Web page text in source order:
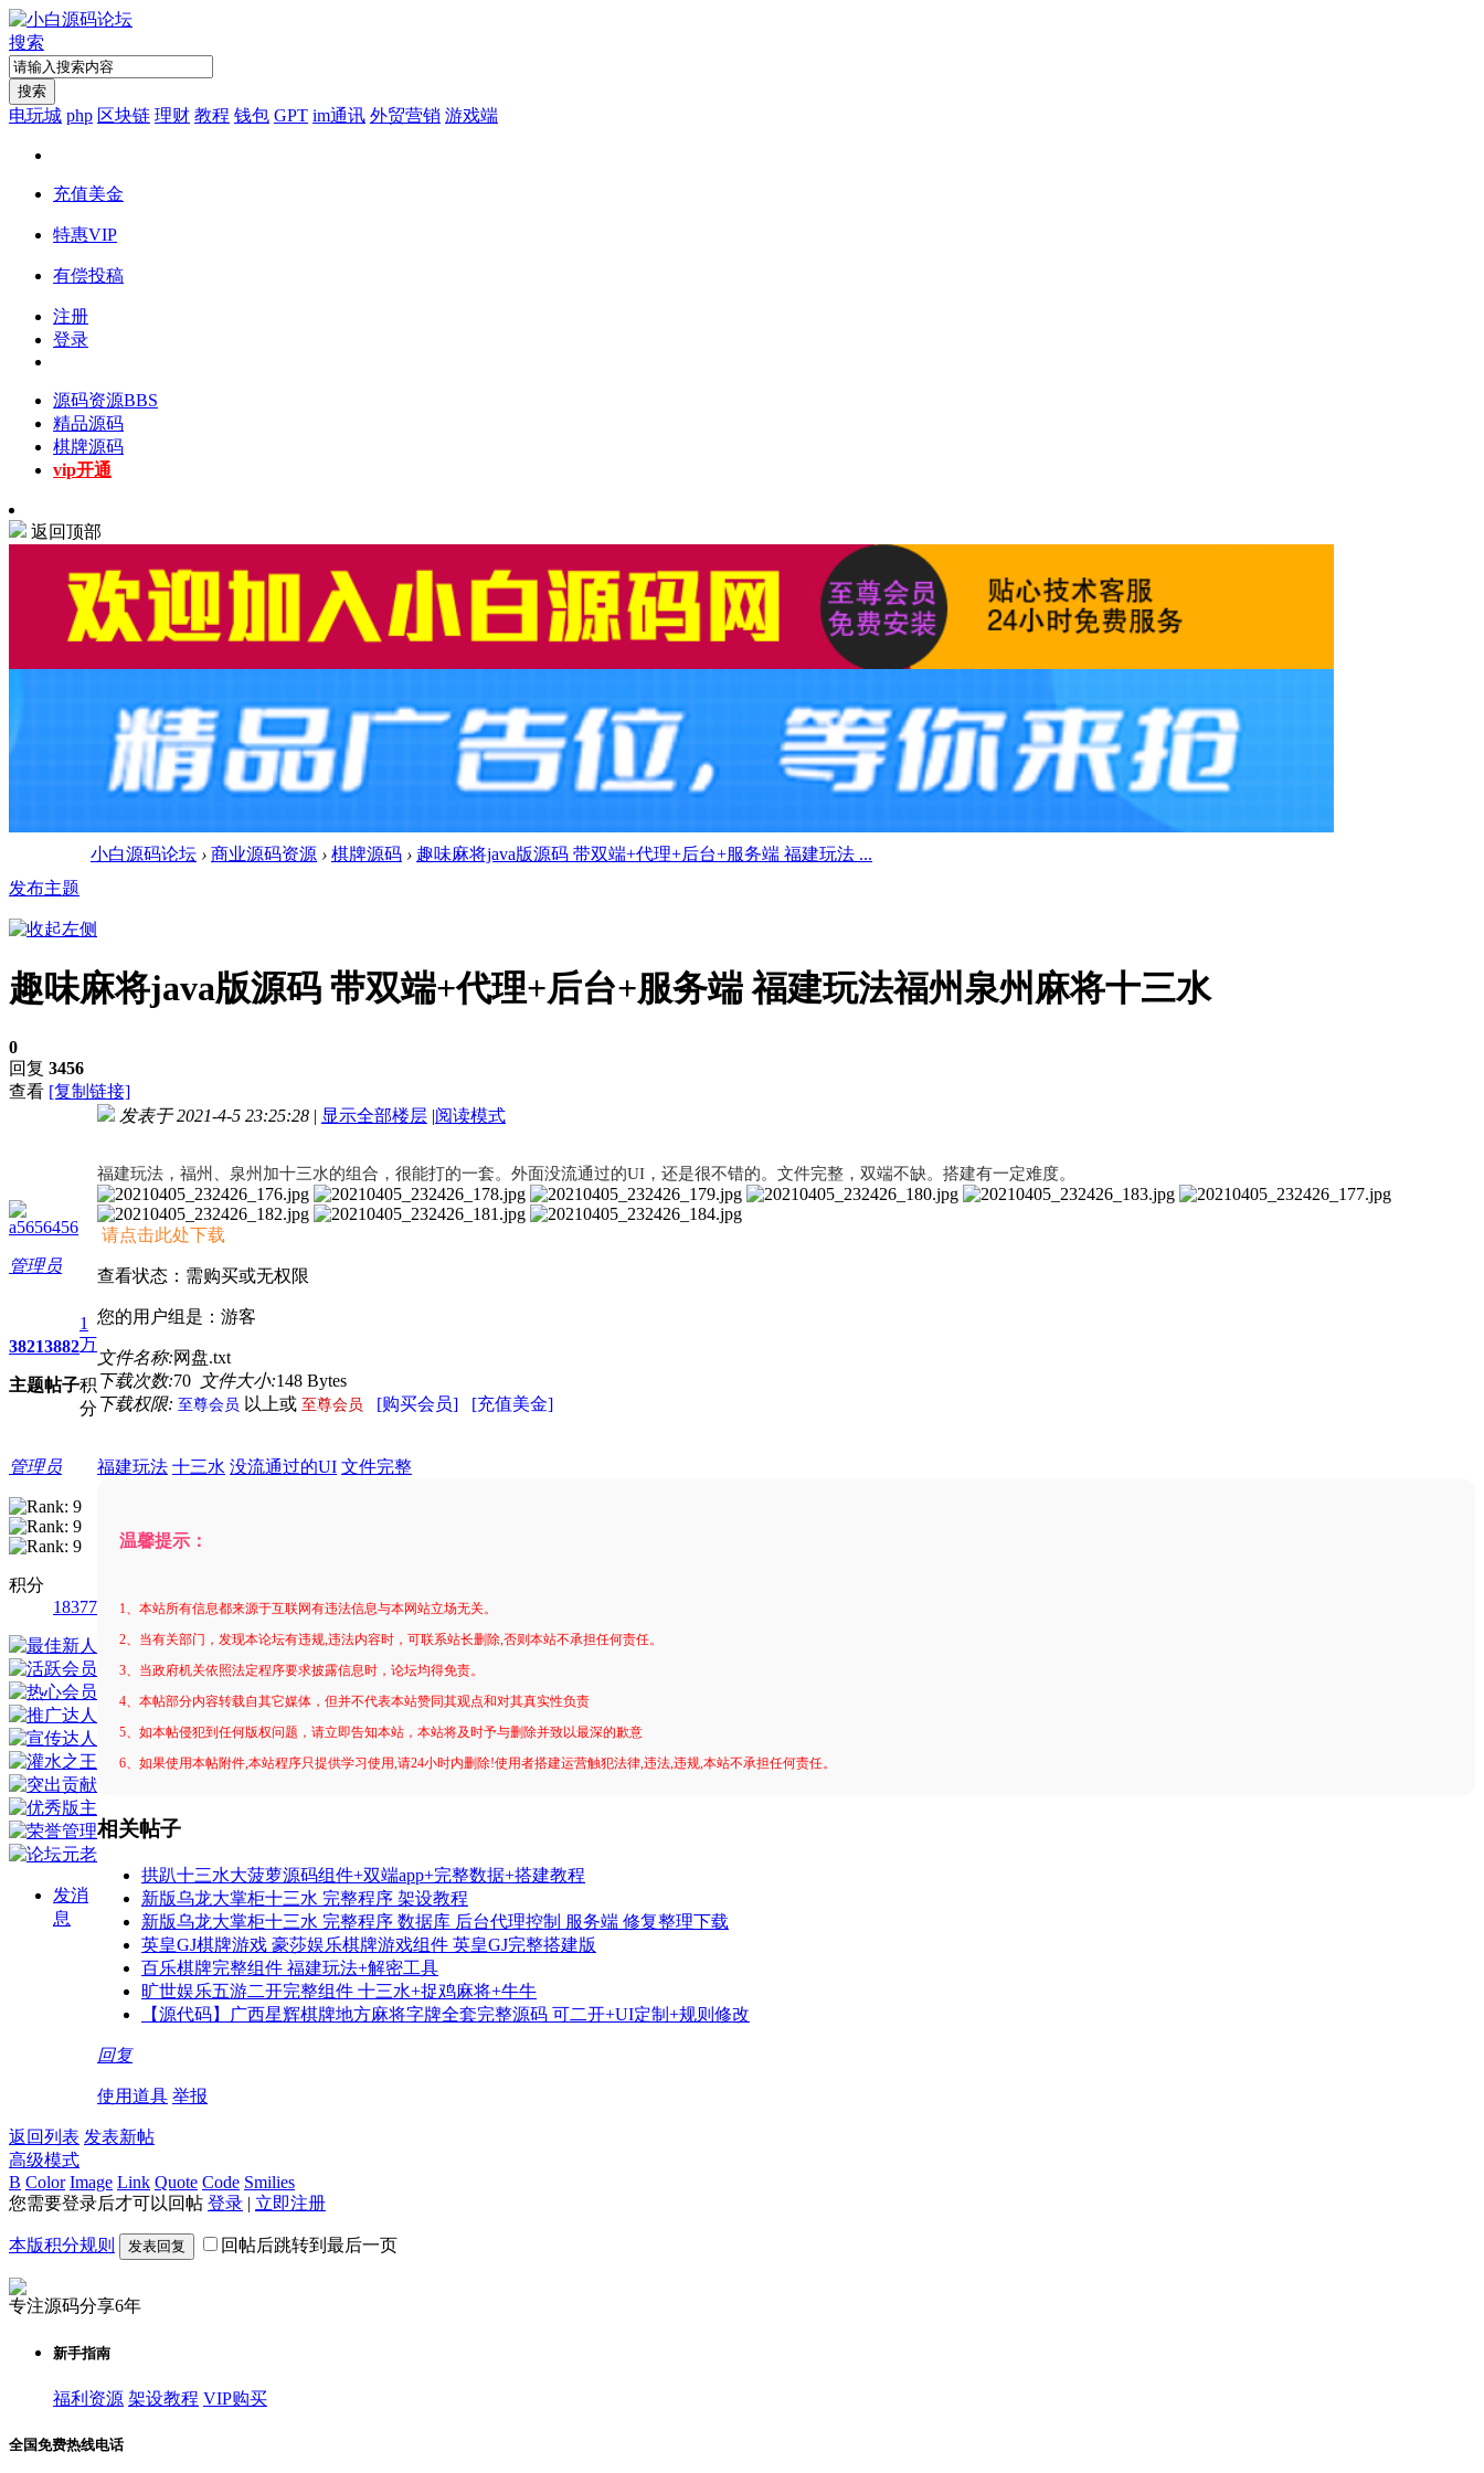
搜索
搜索
电玩城 php 区块链 理财 教程 钱包 GPT im通讯 外贸营销 游戏端
充值美金
特惠VIP
有偿投稿
注册
登录
源码资源BBS
精品源码
棋牌源码
vip开通
返回顶部
小白源码论坛 › 商业源码资源 › 棋牌源码 › 趣味麻将java版源码 带双端+代理+后台+服务端 福建玩法 ...
发布主题
趣味麻将java版源码 带双端+代理+后台+服务端 福建玩法福州泉州麻将十三水
0
回复 3456
查看 [复制链接]
a5656456
管理员
3821
主题
3882
帖子
1
万
积
分
管理员
积分
18377
发消
息
发表于 2021-4-5 23:25:28 | 显示全部楼层 |阅读模式
福建玩法，福州、泉州加十三水的组合，很能打的一套。外面没流通过的UI，还是很不错的。文件完整，双端不缺。搭建有一定难度。
请点击此处下载
查看状态：需购买或无权限
您的用户组是：游客
文件名称:网盘.txt
下载次数:70 文件大小:148 Bytes
下载权限: 至尊会员 以上或 至尊会员 [购买会员] [充值美金]
福建玩法 十三水 没流通过的UI 文件完整
温馨提示：
1、本站所有信息都来源于互联网有违法信息与本网站立场无关。
2、当有关部门，发现本论坛有违规,违法内容时，可联系站长删除,否则本站不承担任何责任。
3、当政府机关依照法定程序要求披露信息时，论坛均得免责。
4、本帖部分内容转载自其它媒体，但并不代表本站赞同其观点和对其真实性负责
5、如本帖侵犯到任何版权问题，请立即告知本站，本站将及时予与删除并致以最深的歉意
6、如果使用本帖附件,本站程序只提供学习使用,请24小时内删除!使用者搭建运营触犯法律,违法,违规,本站不承担任何责任。
相关帖子
拱趴十三水大菠萝源码组件+双端app+完整数据+搭建教程
新版乌龙大掌柜十三水 完整程序 架设教程
新版乌龙大掌柜十三水 完整程序 数据库 后台代理控制 服务端 修复整理下载
英皇GJ棋牌游戏 豪莎娱乐棋牌游戏组件 英皇GJ完整搭建版
百乐棋牌完整组件 福建玩法+解密工具
旷世娱乐五游二开完整组件 十三水+捉鸡麻将+牛牛
【源代码】广西星辉棋牌地方麻将字牌全套完整源码 可二开+UI定制+规则修改
回复
使用道具 举报
返回列表 发表新帖
高级模式
B Color Image Link Quote Code Smilies
您需要登录后才可以回帖 登录 | 立即注册
本版积分规则 发表回复 回帖后跳转到最后一页
专注源码分享6年
新手指南
福利资源 架设教程 VIP购买
全国免费热线电话